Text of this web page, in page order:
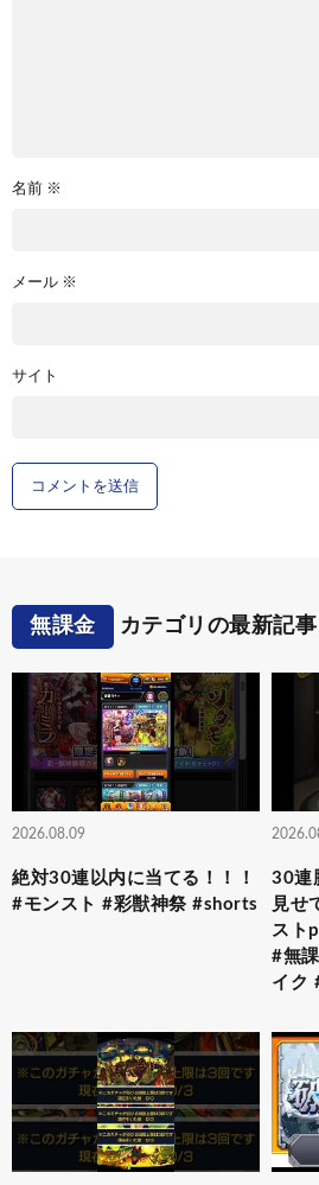
名前 ※
メール ※
サイト
無課金 カテゴリの最新記事
2026.08.09
絶対30連以内に当てる！！！
#モンスト #彩獣神祭 #shorts
30連
見せ
スト
#無
イク